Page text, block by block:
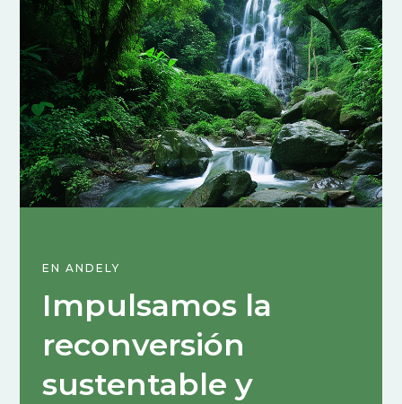
EN ANDELY
Impulsamos la
reconversión
sustentable y